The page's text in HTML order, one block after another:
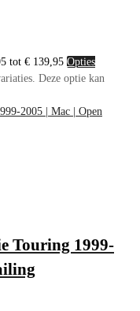
tot € 139,95 Opties
Deze optie kan
Touring 1999-